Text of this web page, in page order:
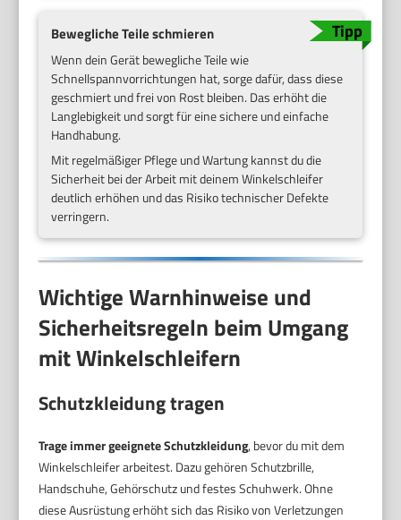
Bewegliche Teile schmieren
Wenn dein Gerät bewegliche Teile wie
Schnellspannvorrichtungen hat, sorge dafür, dass diese
geschmiert und frei von Rost bleiben. Das erhöht die
Langlebigkeit und sorgt für eine sichere und einfache
Handhabung.
Mit regelmäßiger Pflege und Wartung kannst du die
Sicherheit bei der Arbeit mit deinem Winkelschleifer
deutlich erhöhen und das Risiko technischer Defekte
verringern.
Wichtige Warnhinweise und
Sicherheitsregeln beim Umgang
mit Winkelschleifern
Schutzkleidung tragen
Trage immer geeignete Schutzkleidung, bevor du mit dem
Winkelschleifer arbeitest. Dazu gehören Schutzbrille,
Handschuhe, Gehörschutz und festes Schuhwerk. Ohne
diese Ausrüstung erhöht sich das Risiko von Verletzungen